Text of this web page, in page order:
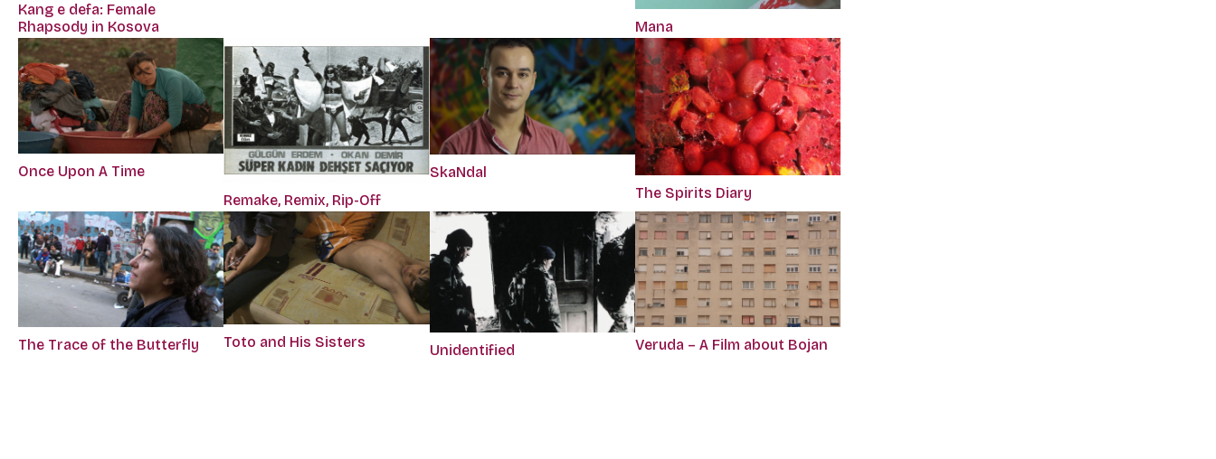
Kang e defa: Female
Rhapsody in Kosova
Mana
Once Upon A Time
Remake, Remix, Rip-Off
SkaNdal
The Spirits Diary
The Trace of the Butterfly Toto and His Sisters Unidentified Veruda – A Film about Bojan